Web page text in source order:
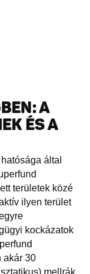
A
ÉS A
által
területek közé
ilyen terület
kockázatok
akár 30
mellrák